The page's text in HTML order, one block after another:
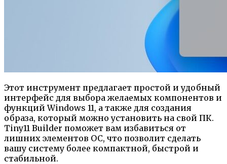
Этот инструмент предлагает простой и удобный
интерфейс для выбора желаемых компонентов и
функций Windows 11, а также для создания
образа, который можно установить на свой ПК.
Tiny11 Builder поможет вам избавиться от
лишних элементов ОС, что позволит сделать
вашу систему более компактной, быстрой и
стабильной.